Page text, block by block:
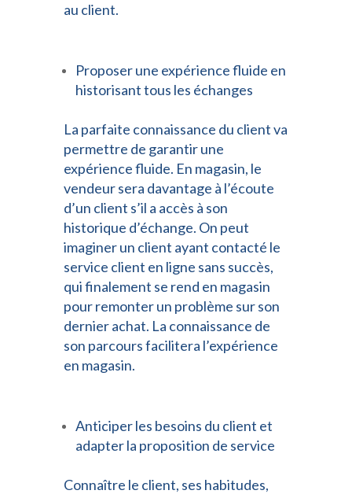
au client.
Proposer une expérience fluide en
historisant tous les échanges
La parfaite connaissance du client va
permettre de garantir une
expérience fluide. En magasin, le
vendeur sera davantage à l’écoute
d’un client s’il a accès à son
historique d’échange. On peut
imaginer un client ayant contacté le
service client en ligne sans succès,
qui finalement se rend en magasin
pour remonter un problème sur son
dernier achat. La connaissance de
son parcours facilitera l’expérience
en magasin.
Anticiper les besoins du client et
adapter la proposition de service
Connaître le client, ses habitudes,